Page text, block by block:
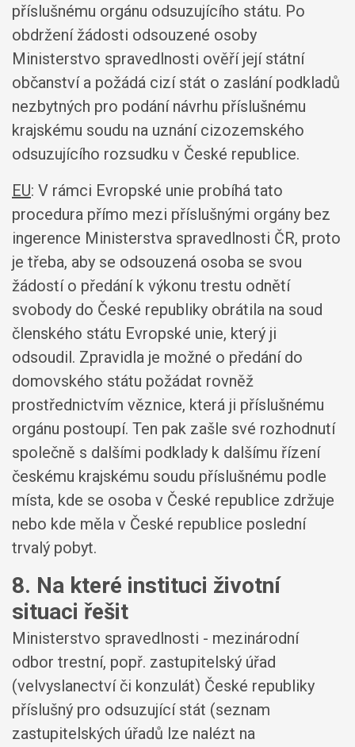
příslušnému orgánu odsuzujícího státu. Po
obdržení žádosti odsouzené osoby
Ministerstvo spravedlnosti ověří její státní
občanství a požádá cizí stát o zaslání podkladů
nezbytných pro podání návrhu příslušnému
krajskému soudu na uznání cizozemského
odsuzujícího rozsudku v České republice.
EU: V rámci Evropské unie probíhá tato
procedura přímo mezi příslušnými orgány bez
ingerence Ministerstva spravedlnosti ČR, proto
je třeba, aby se odsouzená osoba se svou
žádostí o předání k výkonu trestu odnětí
svobody do České republiky obrátila na soud
členského státu Evropské unie, který ji
odsoudil. Zpravidla je možné o předání do
domovského státu požádat rovněž
prostřednictvím věznice, která ji příslušnému
orgánu postoupí. Ten pak zašle své rozhodnutí
společně s dalšími podklady k dalšímu řízení
českému krajskému soudu příslušnému podle
místa, kde se osoba v České republice zdržuje
nebo kde měla v České republice poslední
trvalý pobyt.
8. Na které instituci životní
situaci řešit
Ministerstvo spravedlnosti - mezinárodní
odbor trestní, popř. zastupitelský úřad
(velvyslanectví či konzulát) České republiky
příslušný pro odsuzující stát (seznam
zastupitelských úřadů lze nalézt na